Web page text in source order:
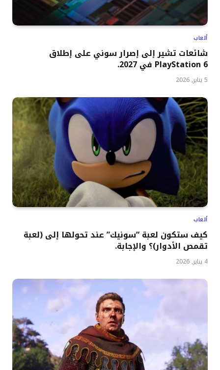
ألعاب
شائعات تشير إلى إصرار سوني على إطلاق
PlayStation 6 في 2027.
5 يناير, 2026
ألعاب
كيف ستكون لعبة “سونيك” عند تحولها إلى (لعبة
تقمص الأدوار)؟ والإجابة.
4 يناير, 2026